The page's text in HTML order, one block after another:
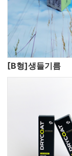
[B형]생들기름